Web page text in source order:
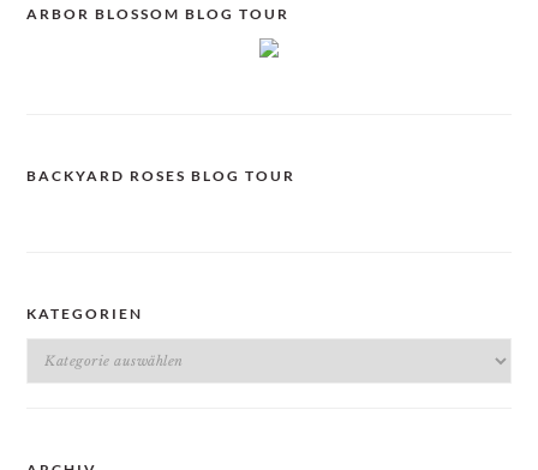
ARBOR BLOSSOM BLOG TOUR
BACKYARD ROSES BLOG TOUR
KATEGORIEN
Kategorien